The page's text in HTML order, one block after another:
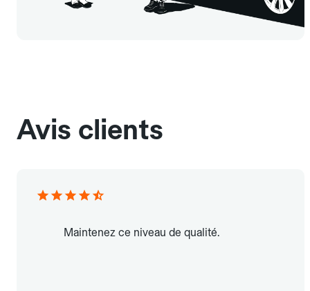
Avis clients
Maintenez ce niveau de qualité.